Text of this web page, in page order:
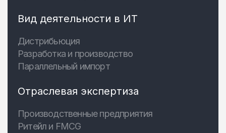
Вид деятельности в ИТ
Дистрибьюция
Разработка и производство
Параллельный импорт
Отраслевая экспертиза
Производственные предприятия
Ритейл и FMCG